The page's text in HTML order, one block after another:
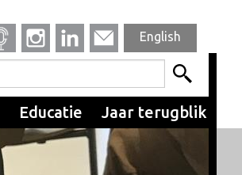
English
Educatie Jaar terugblik